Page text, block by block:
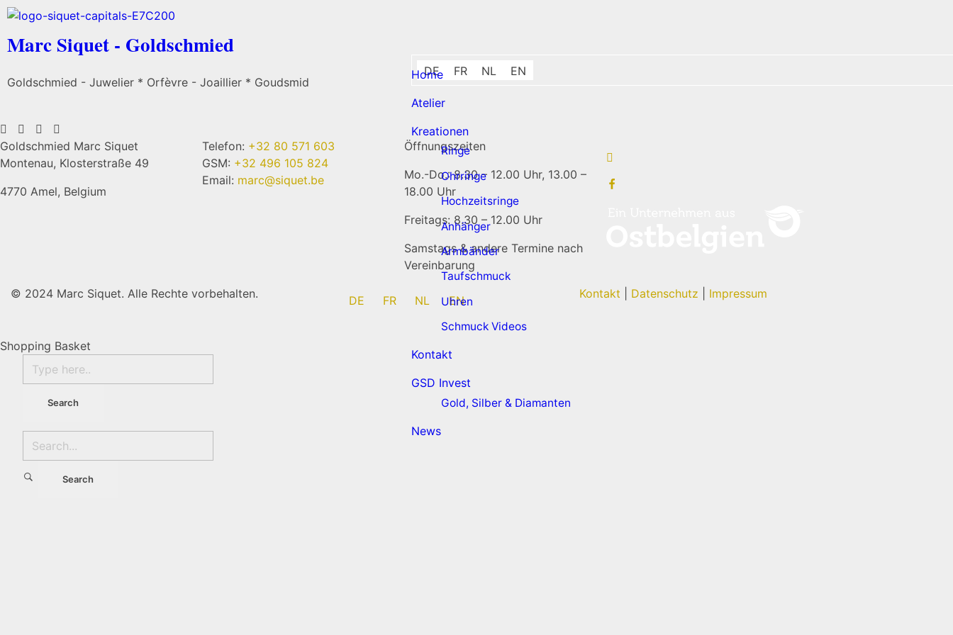
Marc Siquet - Goldschmied
Goldschmied - Juwelier * Orfèvre - Joaillier * Goudsmid
DE FR NL EN
Home
Atelier
Kreationen
Ringe
Ohrringe
Hochzeitsringe
Anhänger
Armbänder
Taufschmuck
Uhren
Schmuck Videos
Kontakt
GSD Invest
Gold, Silber & Diamanten
News
Goldschmied Marc Siquet
Montenau, Klosterstraße 49
4770 Amel, Belgium
Telefon: +32 80 571 603
GSM: +32 496 105 824
Email: marc@siquet.be
Öffnungszeiten
Mo.-Do.: 8.30 – 12.00 Uhr, 13.00 –
18.00 Uhr
Freitags: 8.30 – 12.00 Uhr
Samstags & andere Termine nach
Vereinbarung
© 2024 Marc Siquet. Alle Rechte vorbehalten.
DE FR NL EN
Kontakt Datenschutz Impressum
Shopping Basket